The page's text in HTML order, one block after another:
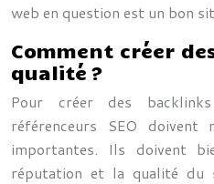
web en question est un bon
Comment créer
qualité ?
Pour créer des
référenceurs SEO doivent
importantes. Ils doivent
réputation et la qualité du